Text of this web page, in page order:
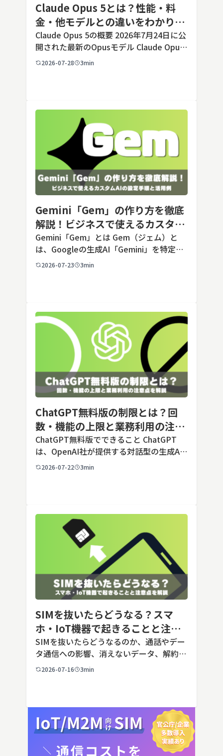
Claude Opus 5とは？性能・料
金・他モデルとの違いをわかりや
すく解説
Claude Opus 5の概要 2026年7月24日に公
開された最新のOpusモデル Claude Opus
5は、米国のAI企業Anthropic（アンソロピ
2026-07-28 3min
Gemini「Gem」の作り方を徹底
解説！ビジネスで使えるカスタム
AIの設定手順と活用例
Gemini「Gem」とは Gem（ジェム）と
は、Googleの生成AI「Gemini」を特定の
用途に合わせてカスタマイズできる機能で
2026-07-23 3min
ChatGPT無料版の制限とは？回
数・機能の上限と業務利用の注意
点を解説【2026年最新】
ChatGPT無料版でできること ChatGPT
は、OpenAI社が提供する対話型の生成AI
サービスです。アカウントを登録すれば無
2026-07-22 3min
SIMを抜いたらどうなる？スマ
ホ・IoT機器で起きることと注意
点を解説
SIMを抜いたらどうなるのか、通話やデー
タ通信への影響、消えないデータ、解約や
端末譲渡時の注意点を整理。さらに法人・
2026-07-16 3min